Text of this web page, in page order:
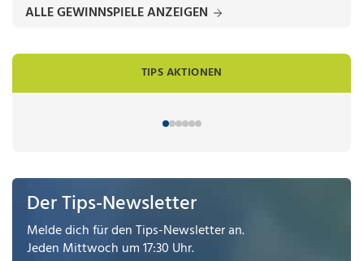
ALLE GEWINNSPIELE ANZEIGEN
TIPS AKTIONEN
Der Tips-Newsletter
Melde dich für den Tips-Newsletter an.
Jeden Mittwoch um 17:30 Uhr.